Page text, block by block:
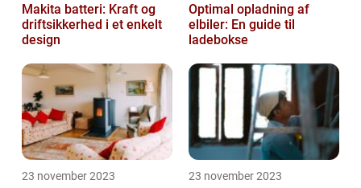
Makita batteri: Kraft og
driftsikkerhed i et enkelt
design
Optimal opladning af
elbiler: En guide til
ladebokse
23 november 2023 23 november 2023